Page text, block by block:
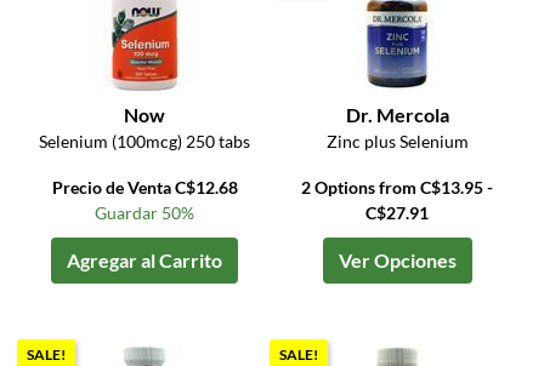
Now
Selenium (100mcg) 250 tabs
Precio de Venta C$12.68
Guardar 50%
Agregar al Carrito
Dr. Mercola
Zinc plus Selenium
2 Options from C$13.95 -
C$27.91
Ver Opciones
SALE! SALE!